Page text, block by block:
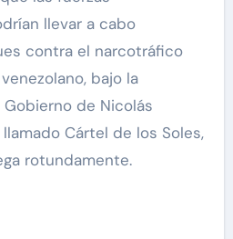
llevar a cabo
contra el narcotráfico
bajo la
de Nicolás
Cártel de los Soles,
rotundamente.